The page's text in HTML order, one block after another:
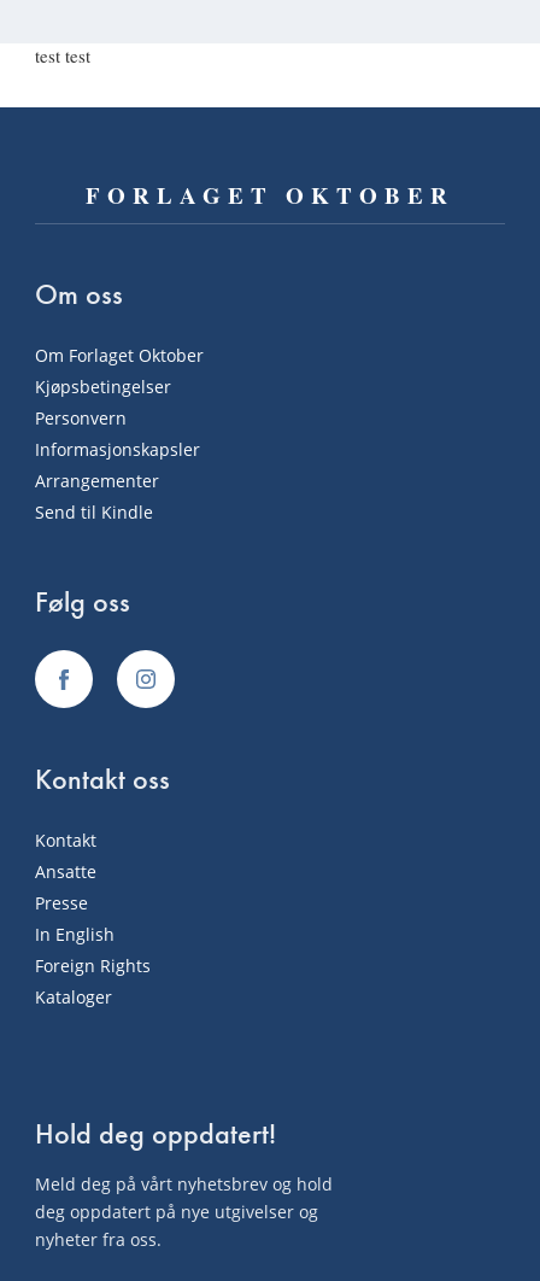
test test
FORLAGET OKTOBER
Om oss
Om Forlaget Oktober
Kjøpsbetingelser
Personvern
Informasjonskapsler
Arrangementer
Send til Kindle
Følg oss
Kontakt oss
Kontakt
Ansatte
Presse
In English
Foreign Rights
Kataloger
Hold deg oppdatert!
Meld deg på vårt nyhetsbrev og hold
deg oppdatert på nye utgivelser og
nyheter fra oss.